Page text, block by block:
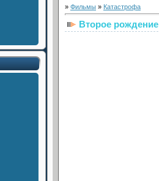
» Фильмы » Катастрофа
Второе рождение